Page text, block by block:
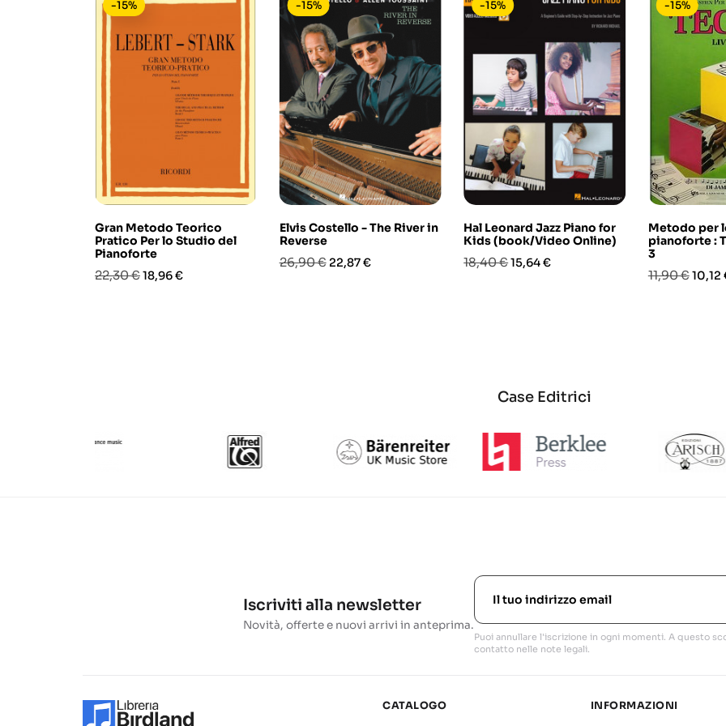
Gran Metodo Teorico
Pratico Per lo Studio del
Pianoforte
Prezzo
22,30 €Prezzo
18,96 €
-15%
Elvis Costello - The River in
Reverse
Prezzo
26,90 € Prezzo
22,87 €
-15%
Hal Leonard Jazz Piano for
Kids (book/Video Online)
Prezzo
18,40 €Prezzo
15,64 €
-15%
Metodo per
pianoforte :
3
Prezzo
11,90 €10,12
-15%
Case Editrici
Iscriviti alla newsletter
Novità, offerte e nuovi arrivi in anteprima.
Puoi annullare l'iscrizione in ogni momenti. A questo
contatto nelle note legali.
CATALOGO INFORMAZIONI